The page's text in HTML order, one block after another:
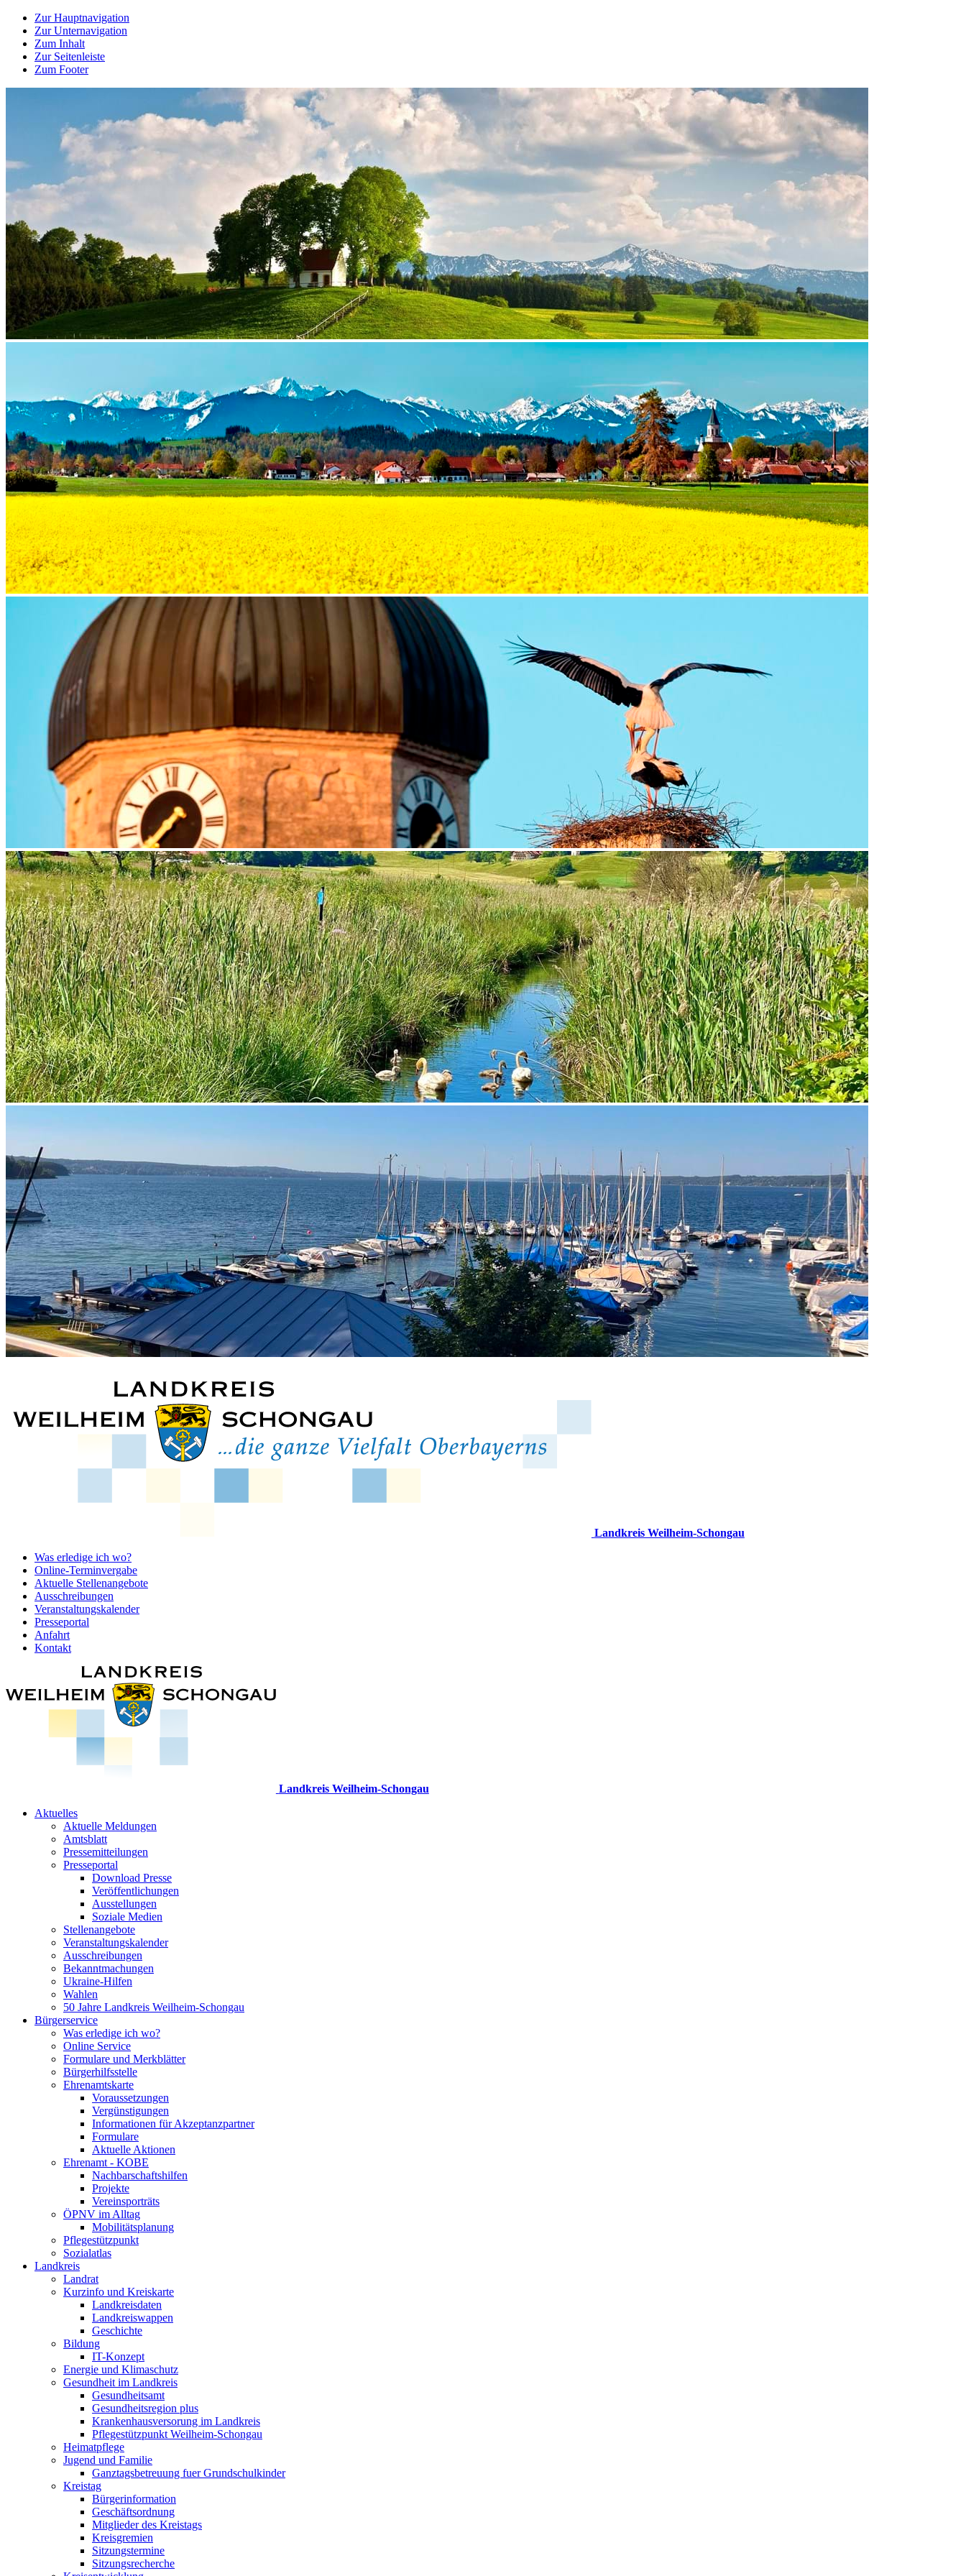
Zur Hauptnavigation
Zur Unternavigation
Zum Inhalt
Zur Seitenleiste
Zum Footer
Landkreis Weilheim-Schongau
Was erledige ich wo?
Online-Terminvergabe
Aktuelle Stellenangebote
Ausschreibungen
Veranstaltungskalender
Presseportal
Anfahrt
Kontakt
Landkreis Weilheim-Schongau
Aktuelles
Aktuelle Meldungen
Amtsblatt
Pressemitteilungen
Presseportal
Download Presse
Veröffentlichungen
Ausstellungen
Soziale Medien
Stellenangebote
Veranstaltungskalender
Ausschreibungen
Bekanntmachungen
Ukraine-Hilfen
Wahlen
50 Jahre Landkreis Weilheim-Schongau
Bürgerservice
Was erledige ich wo?
Online Service
Formulare und Merkblätter
Bürgerhilfsstelle
Ehrenamtskarte
Voraussetzungen
Vergünstigungen
Informationen für Akzeptanzpartner
Formulare
Aktuelle Aktionen
Ehrenamt - KOBE
Nachbarschaftshilfen
Projekte
Vereinsporträts
ÖPNV im Alltag
Mobilitätsplanung
Pflegestützpunkt
Sozialatlas
Landkreis
Landrat
Kurzinfo und Kreiskarte
Landkreisdaten
Landkreiswappen
Geschichte
Bildung
IT-Konzept
Energie und Klimaschutz
Gesundheit im Landkreis
Gesundheitsamt
Gesundheitsregion plus
Krankenhausversorung im Landkreis
Pflegestützpunkt Weilheim-Schongau
Heimatpflege
Jugend und Familie
Ganztagsbetreuung fuer Grundschulkinder
Kreistag
Bürgerinformation
Geschäftsordnung
Mitglieder des Kreistags
Kreisgremien
Sitzungstermine
Sitzungsrecherche